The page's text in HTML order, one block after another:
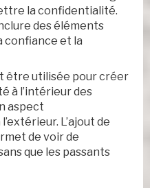
la confidentialité.
des éléments
confiance et la
être utilisée pour créer
à l’intérieur des
aspect
L’ajout de
de voir de
que les passants